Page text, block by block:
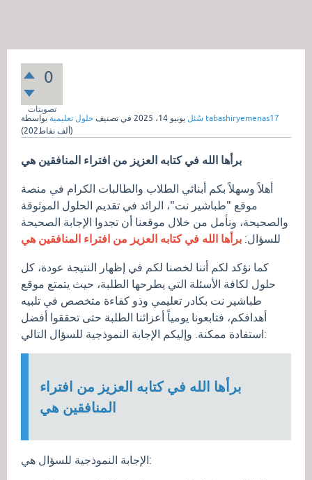
0
تصويتات
سُئل يونيو 14، 2025 في تصنيف حلول تعليمية
tabashiryemenas17
(
202ألف نقاط)
برأها الله في كتابه العزيز من افتراء المنافقين هي
أهلاً وسهلاً بكم أبنائي الطلاب والطالبات الكرام في منصة
موقع "طباشير نت"، الرائد في تقديم الحلول الموثوقة
والصحيحة، ونأمل من خلال موقعنا أن تجدوا الإجابة الصحيحة
للسؤال: برأها الله في كتابه العزيز من افتراء المنافقين هي
كما نؤكد لكم أننا لخصنا لكم في إظهار النتيجة عودة، كل
حلول لكافة الأسئلة التي يطرحها الطلبة، حيث يتمتع موقع
طباشير نت بكادر تعليمي وذو كفاءة متخصص في تلبيه
أهدافكم، فتابعونا يومياً أعزائنا الطلبة حتى تحققوا أفضل
استفادة ممكنة. وإليكم الإجابة النموذجية للسؤال التالي:
برأها الله في كتابه العزيز من افتراء
المنافقين هي
الإجابة النموذجية للسؤال هي: